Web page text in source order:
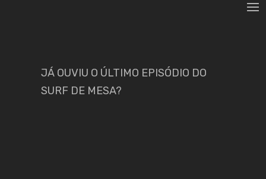
JÁ OUVIU O ÚLTIMO EPISÓDIO DO
SURF DE MESA?